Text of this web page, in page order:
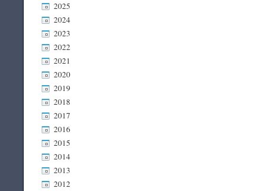
2025
2024
2023
2022
2021
2020
2019
2018
2017
2016
2015
2014
2013
2012